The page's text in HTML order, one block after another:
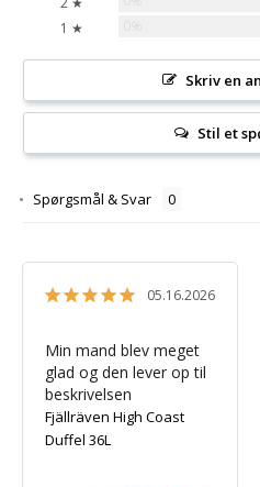
1 ★
Skriv en
Stil et
Spørgsmål & Svar
05.16.2026
Min mand blev meget
glad og den lever op til
beskrivelsen
Fjällräven High Coast
Duffel 36L